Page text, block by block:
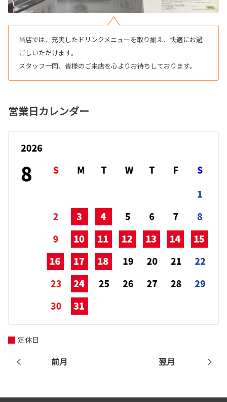
当店では、充実したドリンクメニューを取り揃え、快適にお過
ごしいただけます。
スタッフ一同、皆様のご来店を心よりお待ちしております。
営業日カレンダー
前月 翌月
定休日